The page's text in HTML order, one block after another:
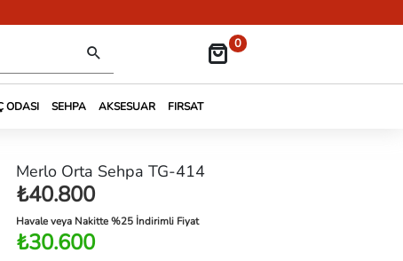
0
ODASI SEHPA AKSESUAR FIRSAT
Merlo Orta Sehpa TG-414
₺40.800
Havale veya Nakitte %25 İndirimli Fiyat
₺30.600